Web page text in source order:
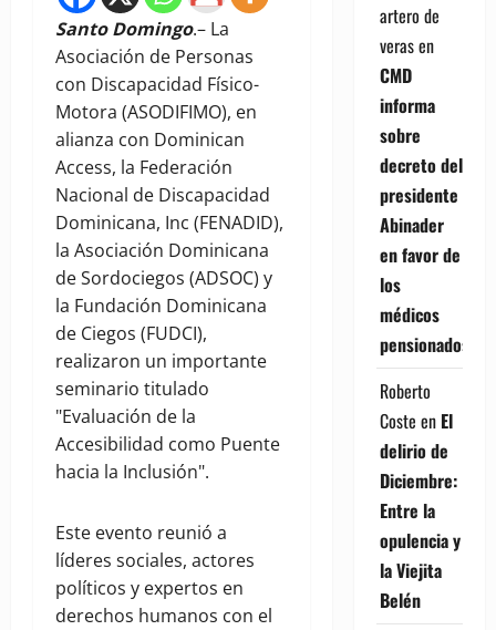
Santo Domingo.– La
Asociación de Personas
con Discapacidad Físico-
Motora (ASODIFIMO), en
alianza con Dominican
Access, la Federación
Nacional de Discapacidad
Dominicana, Inc (FENADID),
la Asociación Dominicana
de Sordociegos (ADSOC) y
la Fundación Dominicana
de Ciegos (FUDCI),
realizaron un importante
seminario titulado
"Evaluación de la
Accesibilidad como Puente
hacia la Inclusión".
Este evento reunió a
líderes sociales, actores
políticos y expertos en
derechos humanos con el
artero de
verasen
CMD
informa
sobre
decreto del
presidente
Abinader
en favor de
los
médicos
pensionados
Roberto
Coste en El
delirio de
Diciembre:
Entre la
opulencia y
la Viejita
Belén